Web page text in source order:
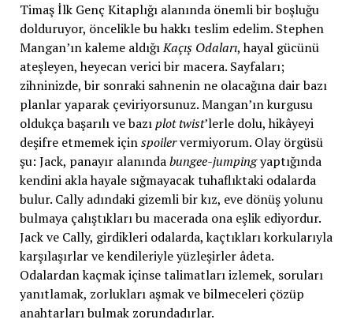
Timaş İlk Genç Kitaplığı alanında önemli bir boşluğu
dolduruyor, öncelikle bu hakkı teslim edelim. Stephen
Mangan’ın kaleme aldığıKaçış Odaları, hayal gücünü
ateşleyen, heyecan verici bir macera. Sayfaları;
zihninizde, bir sonraki sahnenin ne olacağına dair bazı
planlar yaparak çeviriyorsunuz. Mangan’ın kurgusu
oldukça başarılı ve bazıplot twist’lerle dolu, hikâyeyi
deşifre etmemek içinspoilervermiyorum. Olay örgüsü
şu: Jack, panayır alanındabungee-jumpingyaptığında
kendini akla hayale sığmayacak tuhaflıktaki odalarda
bulur. Cally adındaki gizemli bir kız, eve dönüş yolunu
bulmaya çalıştıkları bu macerada ona eşlik ediyordur.
Jack ve Cally, girdikleri odalarda, kaçtıkları korkularıyla
karşılaşırlar ve kendileriyle yüzleşirler âdeta.
Odalardan kaçmak içinse talimatları izlemek, soruları
yanıtlamak, zorlukları aşmak ve bilmeceleri çözüp
anahtarları bulmak zorundadırlar.